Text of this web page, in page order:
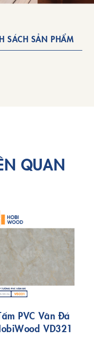
SÁCH SẢN PHẨM
QUAN
PVC Vân Đá
VD321